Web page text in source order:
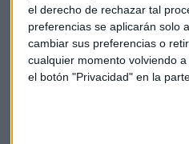
el derecho de rechazar tal
preferencias se aplicarán solo
cambiar sus preferencias o
cualquier momento volviendo
el botón "Privacidad" en la
Apple Tiburón
Activista